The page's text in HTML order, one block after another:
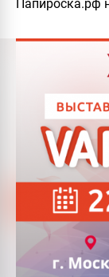
Папироска.рф